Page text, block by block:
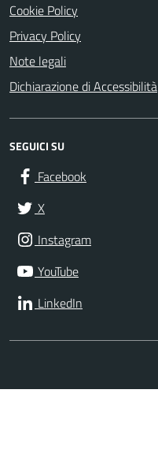
Cookie Policy
Privacy Policy
Note legali
Dichiarazione di Accessibilità
SEGUICI SU
Facebook
X
Instagram
YouTube
LinkedIn